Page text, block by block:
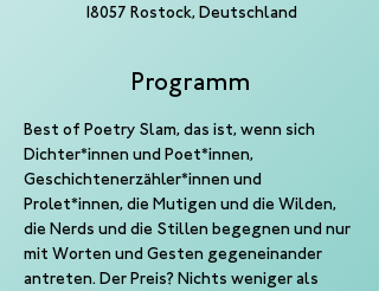
18057 Rostock, Deutschland
Programm
Best of Poetry Slam, das ist, wenn sich
Dichter*innen und Poet*innen,
Geschichtenerzähler*innen und
Prolet*innen, die Mutigen und die Wilden,
die Nerds und die Stillen begegnen und nur
mit Worten und Gesten gegeneinander
antreten. Der Preis? Nichts weniger als